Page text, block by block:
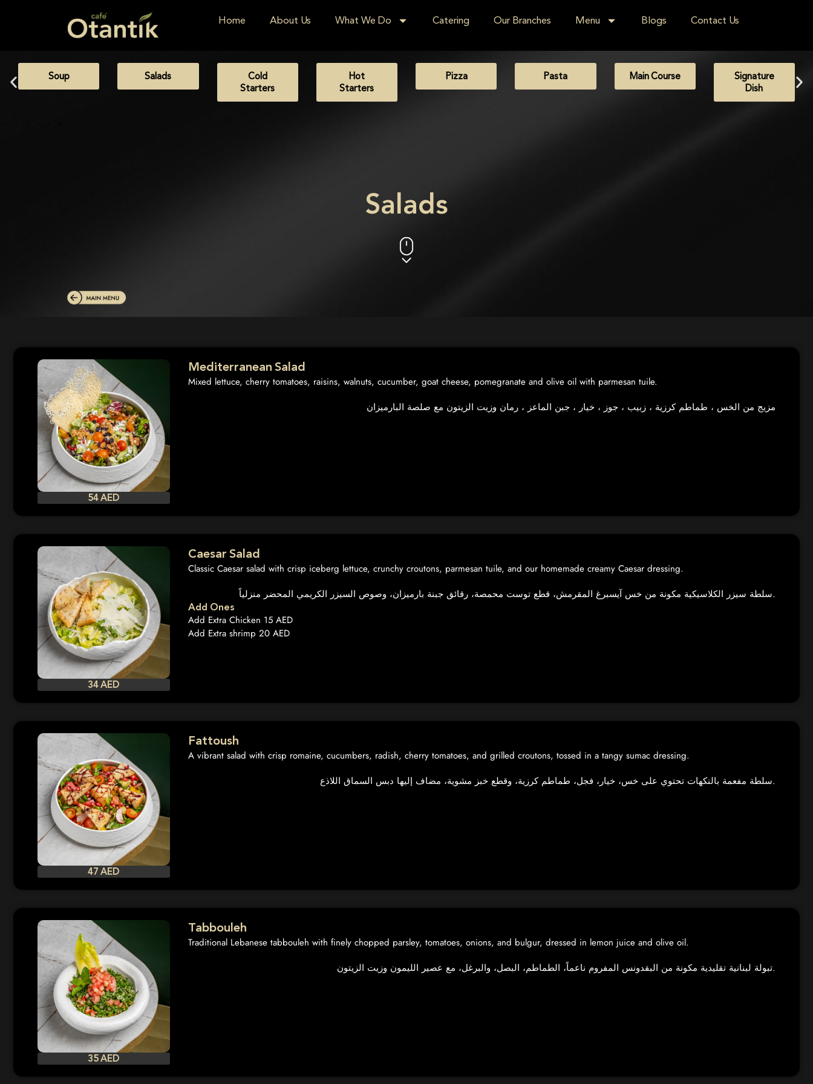
Home About Us What We Do Catering Our Branches Menu Blogs Contact Us
Soup Salads Cold
Starters
Hot
Starters
Pizza Pasta Main Course Signature
Dish
Salads
54 AED
Mediterranean Salad
Mixed lettuce, cherry tomatoes, raisins, walnuts, cucumber, goat cheese, pomegranate and olive oil with parmesan tuile.
مزيج من الخس ، طماطم كرزية ، زبيب ، جوز ، خيار ، جبن الماعز ، رمان وزيت الزيتون مع صلصة البارميزان
34 AED
Caesar Salad
Classic Caesar salad with crisp iceberg lettuce, crunchy croutons, parmesan tuile, and our homemade creamy Caesar dressing.
سلطة سيزر الكلاسيكية مكونة من خس آيسبرغ المقرمش، قطع توست محمصة، رقائق جبنة بارميزان، وصوص السيزر الكريمي المحضر منزلياً.
Add Ones
Add Extra Chicken 15 AED
Add Extra shrimp 20 AED
47 AED
Fattoush
A vibrant salad with crisp romaine, cucumbers, radish, cherry tomatoes, and grilled croutons, tossed in a tangy sumac dressing.
سلطة مفعمة بالنكهات تحتوي على خس، خيار، فجل، طماطم كرزية، وقطع خبز مشوية، مضاف إليها دبس السماق اللاذع.
35 AED
Tabbouleh
Traditional Lebanese tabbouleh with finely chopped parsley, tomatoes, onions, and bulgur, dressed in lemon juice and olive oil.
تبولة لبنانية تقليدية مكونة من البقدونس المفروم ناعماً، الطماطم، البصل، والبرغل، مع عصير الليمون وزيت الزيتون.